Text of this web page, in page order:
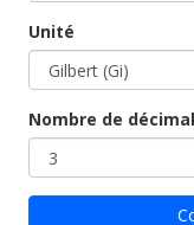
Unité
Nombre de